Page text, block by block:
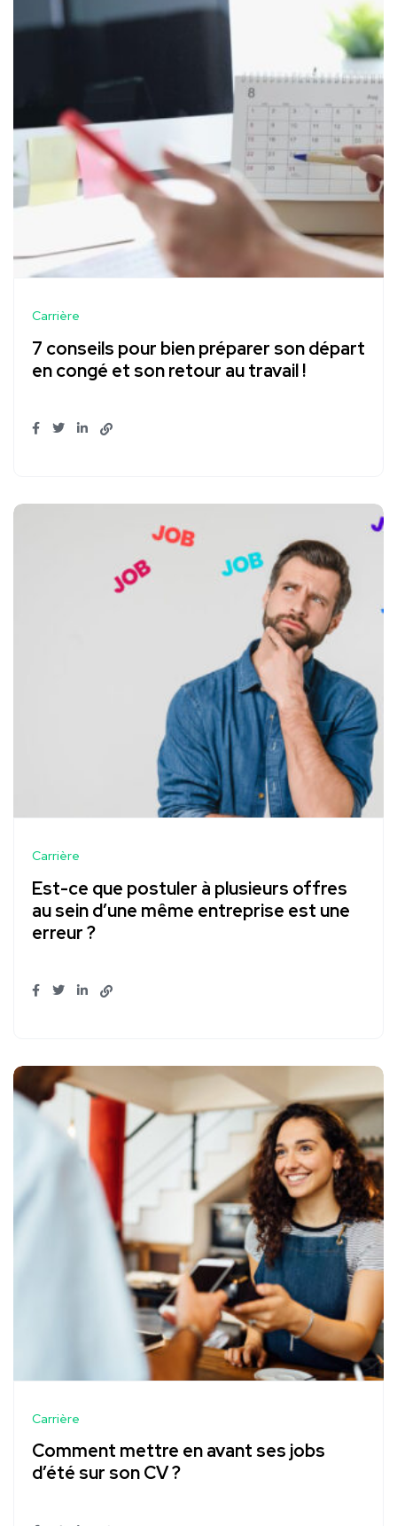
Carrière
7 conseils pour bien préparer son départ
en congé et son retour au travail !
Carrière
Est-ce que postuler à plusieurs offres
au sein d’une même entreprise est une
erreur ?
Carrière
Comment mettre en avant ses jobs
d’été sur son CV ?